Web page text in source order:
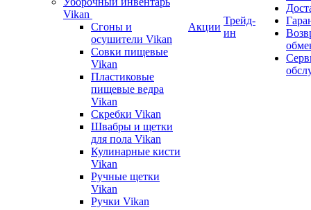
Vikan
Сгоны и
осушители Vikan
Совки пищевые
Vikan
Пластиковые
пищевые ведра
Vikan
Скребки Vikan
Швабры и щетки
для пола Vikan
Кулинарные кисти
Vikan
Ручные щетки
Vikan
Ручки Vikan
Акции
Трейд-
ин